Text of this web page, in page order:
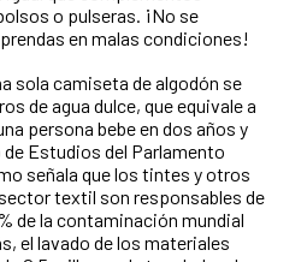
o pulseras. ¡No se
en malas condiciones!
sola camiseta de algodón se
de agua dulce, que equivale a
persona bebe en dos años y
Estudios del Parlamento
señala que los tintes y otros
textil son responsables de
de la contaminación mundial
el lavado de los materiales